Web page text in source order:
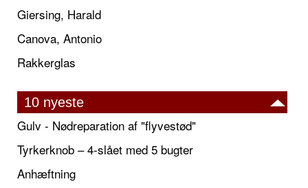
Giersing, Harald
Canova, Antonio
Rakkerglas
10 nyeste
Gulv - Nødreparation af "flyvestød"
Tyrkerknob – 4-slået med 5 bugter
Anhæftning